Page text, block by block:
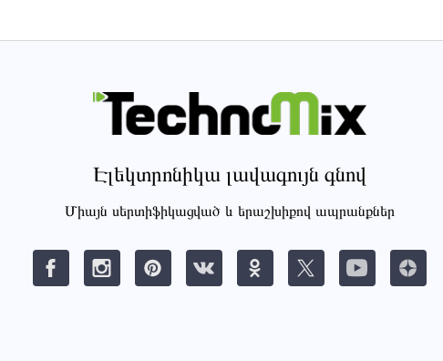
Էլեկտրոնիկա լավագույն գնով
Միայն սերտիֆիկացված և երաշխիքով ապրանքներ